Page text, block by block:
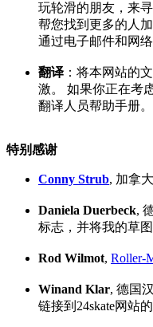
玩轮滑的朋友，来
帮您找到更多的人
通过电子邮件和网
翻译 ：将本网站的
激。 如果你正在考
翻译人员帮助手册。
特别感谢
Conny Strub, 加拿
Daniela Duerbeck,
标志，并将我的草
Rod Wilmot, Roller-
Winand Klar, 德国
链接到24skate网站的